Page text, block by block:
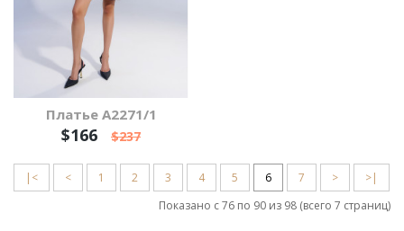
Платье А2271/1
$166 $237
|< < 1 2 3 4 5 6 7 >
>|
Показано с 76 по 90 из 98 (всего 7 страниц)